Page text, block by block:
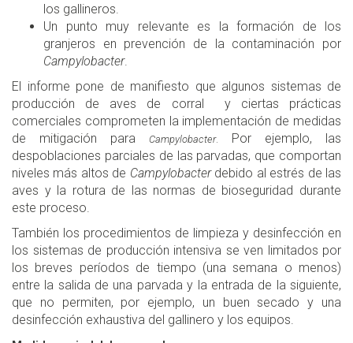
los gallineros.
Un punto muy relevante es la formación de los
granjeros en prevención de la contaminación por
Campylobacter.
El informe pone de manifiesto que algunos sistemas de
producción de aves de corral y ciertas prácticas
comerciales comprometen la implementación de medidas
de mitigación para
Campylobacter.
Por ejemplo, las
despoblaciones parciales de las parvadas, que comportan
niveles más altos de Campylobacterdebido al estrés de las
aves y la rotura de las normas de bioseguridad durante
este proceso.
También los procedimientos de limpieza y desinfección en
los sistemas de producción intensiva se ven limitados por
los breves períodos de tiempo (una semana o menos)
entre la salida de una parvada y la entrada de la siguiente,
que no permiten, por ejemplo, un buen secado y una
desinfección exhaustiva del gallinero y los equipos.